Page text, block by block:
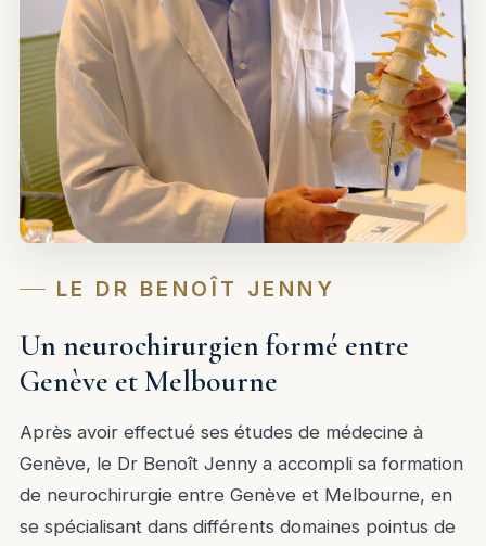
LE DR BENOÎT JENNY
Un neurochirurgien formé entre
Genève et Melbourne
Après avoir effectué ses études de médecine à
Genève, le Dr Benoît Jenny a accompli sa formation
de neurochirurgie entre Genève et Melbourne, en
se spécialisant dans différents domaines pointus de